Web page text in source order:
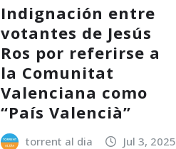
Indignación entre
votantes de Jesús
Ros por referirse a
la Comunitat
Valenciana como
“País Valencià”
torrent al dia Jul 3, 2025